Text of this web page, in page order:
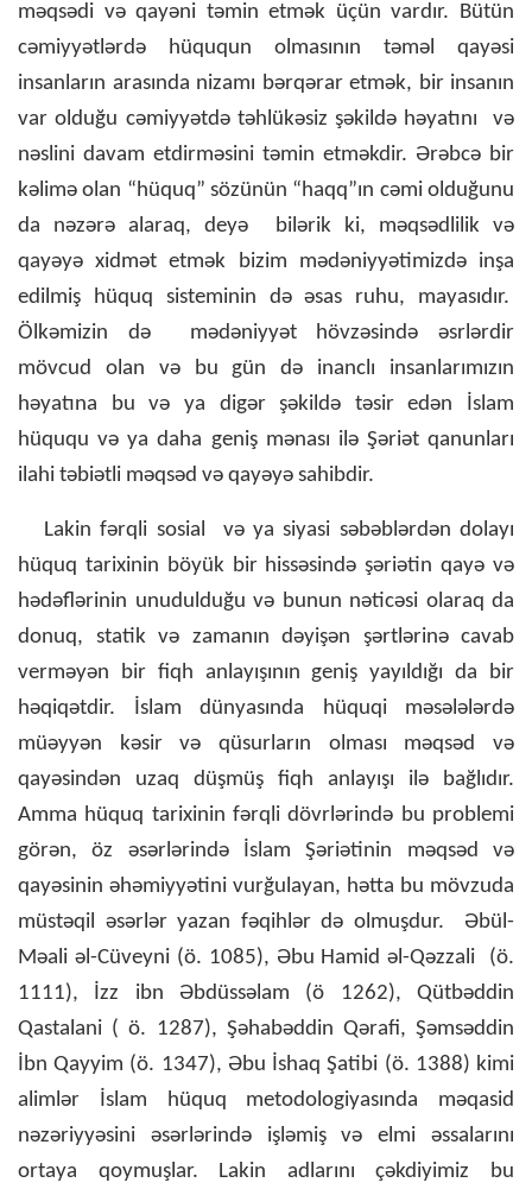
məqsədi və qayəni təmin etmək üçün vardır. Bütün
cəmiyyətlərdə hüququn olmasının təməl qayəsi
insanların arasında nizamı bərqərar etmək, bir insanın
var olduğu cəmiyyətdə təhlükəsiz şəkildə həyatını və
nəslini davam etdirməsini təmin etməkdir. Ərəbcə bir
kəlimə olan “hüquq” sözünün “haqq”ın cəmi olduğunu
da nəzərə alaraq, deyə bilərik ki, məqsədlilik və
qayəyə xidmət etmək bizim mədəniyyətimizdə inşa
edilmiş hüquq sisteminin də əsas ruhu, mayasıdır.
Ölkəmizin də mədəniyyət hövzəsində əsrlərdir
mövcud olan və bu gün də inanclı insanlarımızın
həyatına bu və ya digər şəkildə təsir edən İslam
hüququ və ya daha geniş mənası ilə Şəriət qanunları
ilahi təbiətli məqsəd və qayəyə sahibdir.
Lakin fərqli sosial və ya siyasi səbəblərdən dolayı
hüquq tarixinin böyük bir hissəsində şəriətin qayə və
hədəflərinin unudulduğu və bunun nəticəsi olaraq da
donuq, statik və zamanın dəyişən şərtlərinə cavab
verməyən bir fiqh anlayışının geniş yayıldığı da bir
həqiqətdir. İslam dünyasında hüquqi məsələlərdə
müəyyən kəsir və qüsurların olması məqsəd və
qayəsindən uzaq düşmüş fiqh anlayışı ilə bağlıdır.
Amma hüquq tarixinin fərqli dövrlərində bu problemi
görən, öz əsərlərində İslam Şəriətinin məqsəd və
qayəsinin əhəmiyyətini vurğulayan, hətta bu mövzuda
müstəqil əsərlər yazan fəqihlər də olmuşdur. Əbül-
Məali əl-Cüveyni (ö. 1085), Əbu Hamid əl-Qəzzali (ö.
1111), İzz ibn Əbdüssəlam (ö 1262), Qütbəddin
Qastalani ( ö. 1287), Şəhabəddin Qərafi, Şəmsəddin
İbn Qayyim (ö. 1347), Əbu İshaq Şatibi (ö. 1388) kimi
alimlər İslam hüquq metodologiyasında məqasid
nəzəriyyəsini əsərlərində işləmiş və elmi əssalarını
ortaya qoymuşlar. Lakin adlarını çəkdiyimiz bu